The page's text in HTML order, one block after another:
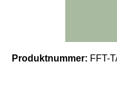
Produktnummer: FFT-